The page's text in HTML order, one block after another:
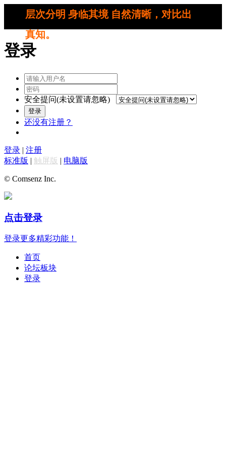
层次分明 身临其境 自然清晰，对比出
真知。
登录
安全提问(未设置请忽略)
登录
还没有注册？
登录 | 注册
标准版 | 触屏版 | 电脑版
© Comsenz Inc.
点击登录
登录更多精彩功能！
首页
论坛板块
登录